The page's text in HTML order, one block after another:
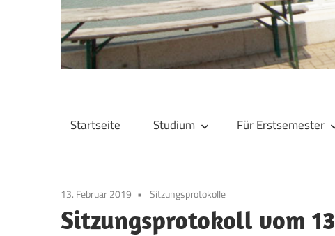
Fachschaft
Physik
Fachschaft
Startseite
Studium Für Erstsemester
13. Februar 2019 Sitzungsprotokolle
Sitzungsprotokoll vom